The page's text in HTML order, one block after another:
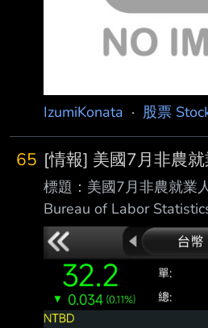
苦，然分析師斷言，現
會是最底。 針對近期台股
IzumiKonata · 股票
65 [情報] 美國7月非農
標題：美國7月非農就業
Bureau of Labor
https://www.bls.gov/ 內
人口 前值修正為2.0萬
萬 公佈為-2.3萬 美國7
期 4.2% 公佈 4.1% 越爛
台指期夜盤先向上一根